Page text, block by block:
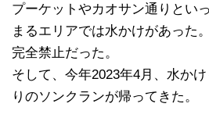
プーケットやカオサン通りとい
まるエリアでは水かけがあった
完全禁止だった。
そして、今年2023年4月、水か
りのソンクランが帰ってきた。